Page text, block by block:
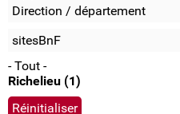
Direction / département
sitesBnF
- Tout -
Richelieu (1)